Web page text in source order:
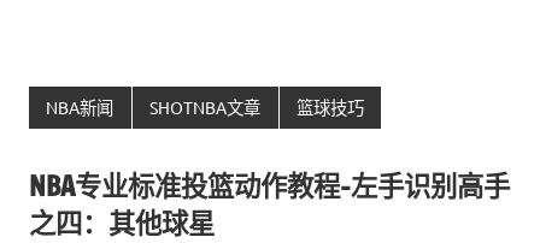
NBA新闻 SHOTNBA文章 篮球技巧
NBA专业标准投篮动作教程–左手识别高手
之四：其他球星